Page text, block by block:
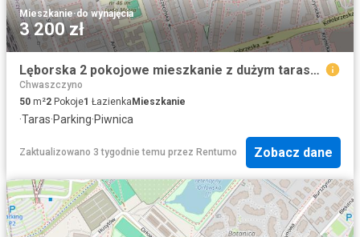
Mieszkanie·do wynajęcia
3 200 zł
Lęborska 2 pokojowe mieszkanie z dużym tarasem i oddzielną garderobą!
Chwaszczyno
50 m²2 Pokoje1 Łazienka Mieszkanie
·Taras·Parking·Piwnica
Zaktualizowano 3 tygodnie temu przez Rentumo Zobacz dane